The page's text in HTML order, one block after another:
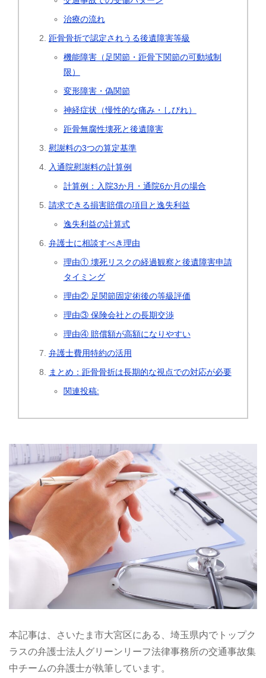
治療の流れ
距骨骨折で認定されうる後遺障害等級
機能障害（足関節・距骨下関節の可動域制
限）
変形障害・偽関節
神経症状（慢性的な痛み・しびれ）
距骨無腐性壊死と後遺障害
慰謝料の3つの算定基準
入通院慰謝料の計算例
計算例：入院3か月・通院6か月の場合
請求できる損害賠償の項目と逸失利益
逸失利益の計算式
弁護士に相談すべき理由
理由① 壊死リスクの経過観察と後遺障害申請
タイミング
理由② 足関節固定術後の等級評価
理由③ 保険会社との長期交渉
理由④ 賠償額が高額になりやすい
弁護士費用特約の活用
まとめ：距骨骨折は長期的な視点での対応が必要
関連投稿:
本記事は、さいたま市大宮区にある、埼玉県内でトップク
ラスの弁護士法人グリーンリーフ法律事務所の交通事故集
中チームの弁護士が執筆しています。